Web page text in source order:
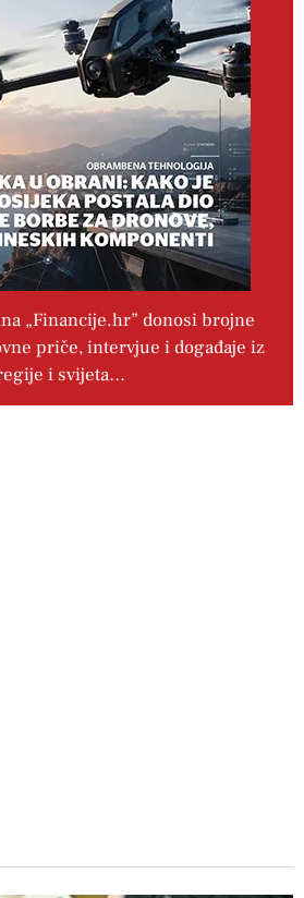
„Financije.hr” donosi brojne
priče, intervjue i događaje iz
i svijeta…